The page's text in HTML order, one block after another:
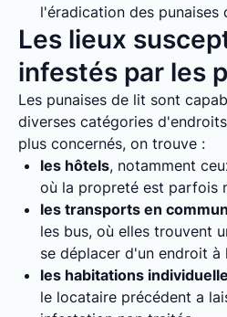
l'éradication des punaises
Les lieux
infestés par les
Les punaises de lit sont
diverses catégories
plus concernés, on trouve :
les hôtels, notamment
où la propreté est parfois
les transports en commun
les bus, où elles trouvent
se déplacer d'un endroit à
les habitations
le locataire précédent a